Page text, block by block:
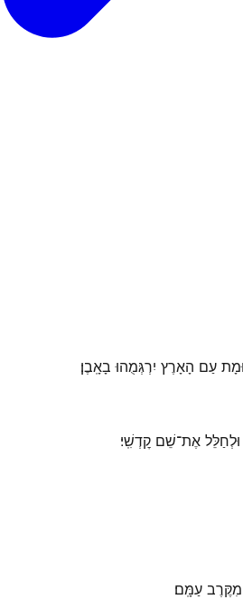
עַם הָאָרֶץ יִרְגְּמֻהוּ בָאָֽבֶן׃
אֶת־שֵׁם קׇדְשִֽׁי׃
עַמָּֽם׃